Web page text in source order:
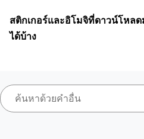
สติกเกอร์และอิโมจิที่ดาวน์โหล
ได้บ้าง